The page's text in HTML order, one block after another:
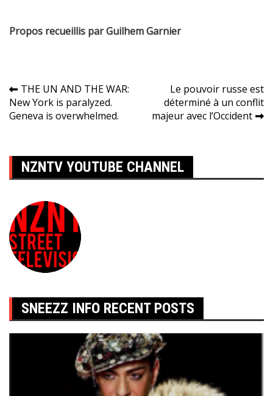
Propos recueillis par Guilhem Garnier
Navigation
de
THE UN AND THE WAR:
New York is paralyzed.
Geneva is overwhelmed.
Le pouvoir russe est
déterminé à un conflit
majeur avec l’Occident
NZNTV YOUTUBE CHANNEL
SNEEZZ INFO RECENT POSTS